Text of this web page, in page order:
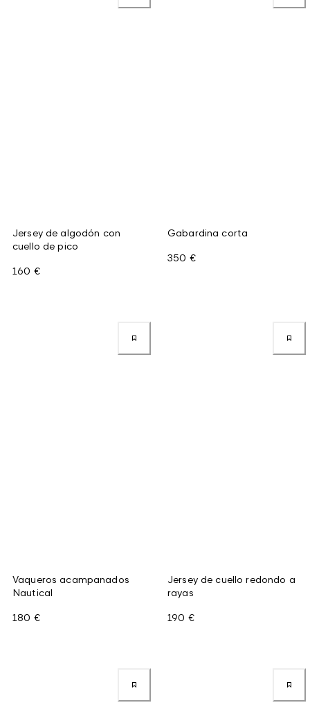
Jersey de algodón con
cuello de pico
160 €
Gabardina corta
350 €
Vaqueros acampanados
Nautical
180 €
Jersey de cuello redondo a
rayas
190 €